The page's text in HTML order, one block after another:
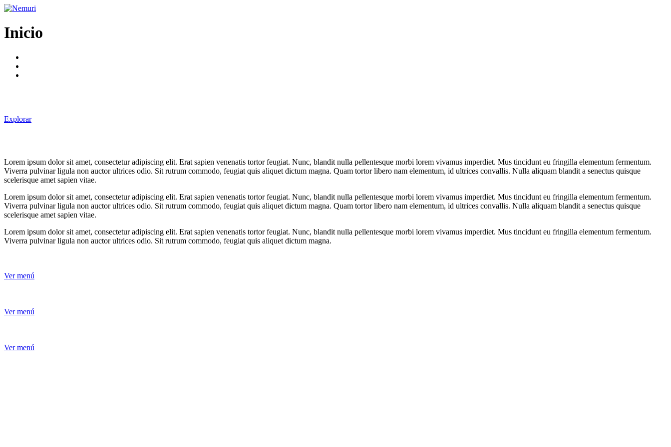
Ir
contenido
Inicio
Explorar
Lorem ipsum dolor sit amet, consectetur adipiscing elit. Erat sapien venenatis tortor feugiat. Nunc, blandit nulla pellentesque morbi lorem vivamus imperdiet. Mus tincidunt eu fringilla elementum fermentum.
Viverra pulvinar ligula non auctor ultrices odio. Sit rutrum commodo, feugiat quis aliquet dictum magna. Quam tortor libero nam elementum, id ultrices convallis. Nulla aliquam blandit a senectus quisque
scelerisque amet sapien vitae.
Lorem ipsum dolor sit amet, consectetur adipiscing elit. Erat sapien venenatis tortor feugiat. Nunc, blandit nulla pellentesque morbi lorem vivamus imperdiet. Mus tincidunt eu fringilla elementum fermentum.
Viverra pulvinar ligula non auctor ultrices odio. Sit rutrum commodo, feugiat quis aliquet dictum magna. Quam tortor libero nam elementum, id ultrices convallis. Nulla aliquam blandit a senectus quisque
scelerisque amet sapien vitae.
Lorem ipsum dolor sit amet, consectetur adipiscing elit. Erat sapien venenatis tortor feugiat. Nunc, blandit nulla pellentesque morbi lorem vivamus imperdiet. Mus tincidunt eu fringilla elementum fermentum.
Viverra pulvinar ligula non auctor ultrices odio. Sit rutrum commodo, feugiat quis aliquet dictum magna.
Ver menú
Ver menú
Ver menú